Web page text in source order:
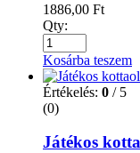
1886,00 Ft
Qty:
Kosárba teszem
Értékelés: 0 / 5
(0)
Játékos